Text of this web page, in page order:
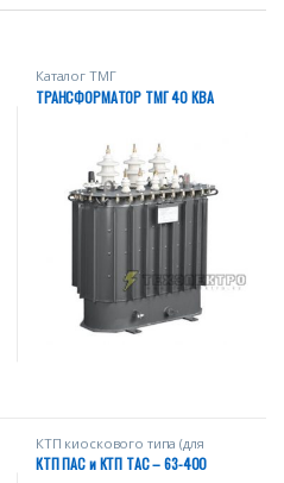
Каталог ТМГ
ТРАНСФОРМАТОР ТМГ 40 КВА
КТП киоскового типа (для
электроснабжения
промышленных объектов)
КТП ПАС и КТП ТАС – 63-400